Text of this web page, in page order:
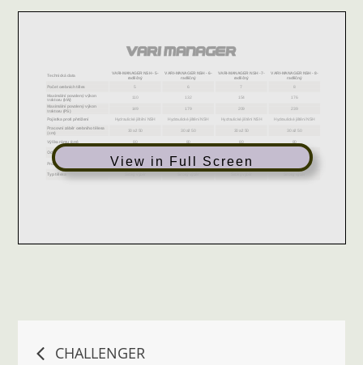
View in Full Screen
Navigace
CHALLENGER